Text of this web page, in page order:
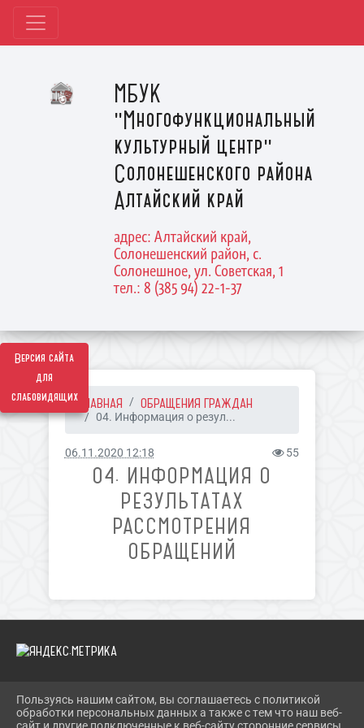
Версия сайта
для
слабовидящих
МБУК
"Многофункциональный
культурный центр"
Солонешенского района
Алтайский край
адрес: Алтайский край,
Солонешенский район, с.
Солонешное, ул. Советская, 1
тел.: 8 (385 94) 22-1-37
ГЛАВНАЯ ОБРАЩЕНИЯ ГРАЖДАН
04. Информация о резул...
06.11.2020 12:18 55
04. ИНФОРМАЦИЯ О
РЕЗУЛЬТАТАХ
РАССМОТРЕНИЯ
ОБРАЩЕНИЙ
2026 Г. SOLN-MKC.RU
ВХОД
Пользуясь нашим сайтом, вы соглашаетесь с политикой
обработки персональных данных а также с тем что наш веб-